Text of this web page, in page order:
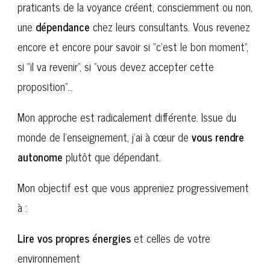
praticants de la voyance créent, consciemment ou non,
une dépendance chez leurs consultants. Vous revenez
encore et encore pour savoir si “c’est le bon moment”,
si “il va revenir”, si “vous devez accepter cette
proposition”…
Mon approche est radicalement différente. Issue du
monde de l’enseignement, j’ai à cœur de vous rendre
autonome plutôt que dépendant.
Mon objectif est que vous appreniez progressivement
à :
Lire vos propres énergieset celles de votre
environnement